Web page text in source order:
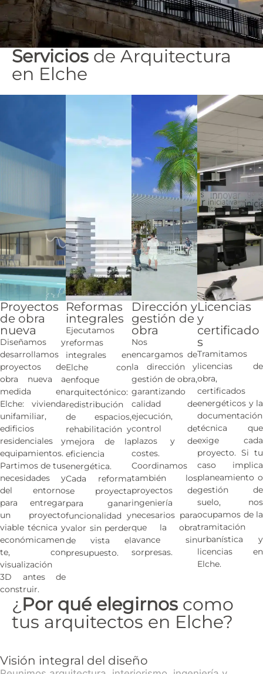
Servicios de Arquitectura
en Elche
Proyectos
de obra
nueva
Diseñamos y
desarrollamos
proyectos de
obra nueva a
medida en
Elche: vivienda
unifamiliar,
edificios
residenciales y
equipamientos.
Partimos de tus
necesidades y
del entorno
para entregar
un proyecto
viable técnica y
económicamen
te, con
visualización
3D antes de
construir.
Reformas
integrales
Ejecutamos
reformas
integrales en
Elche con
enfoque
arquitectónico:
redistribución
de espacios,
rehabilitación y
mejora de la
eficiencia
energética.
Cada reforma
se proyecta
para ganar
funcionalidad y
valor sin perder
de vista el
presupuesto.
Dirección y
gestión de
obra
Nos
encargamos de
la dirección y
gestión de obra,
garantizando
calidad de
ejecución,
control de
plazos y de
costes.
Coordinamos
también los
proyectos de
ingeniería
necesarios para
que la obra
avance sin
sorpresas.
Licencias
y
certificado
s
Tramitamos
licencias de
obra,
certificados
energéticos y la
documentación
técnica que
exige cada
proyecto. Si tu
caso implica
planeamiento o
gestión de
suelo, nos
ocupamos de la
tramitación
urbanística y
licencias en
Elche.
¿ Por qué elegirnos como
tus arquitectos en Elche?
Visión integral del diseño